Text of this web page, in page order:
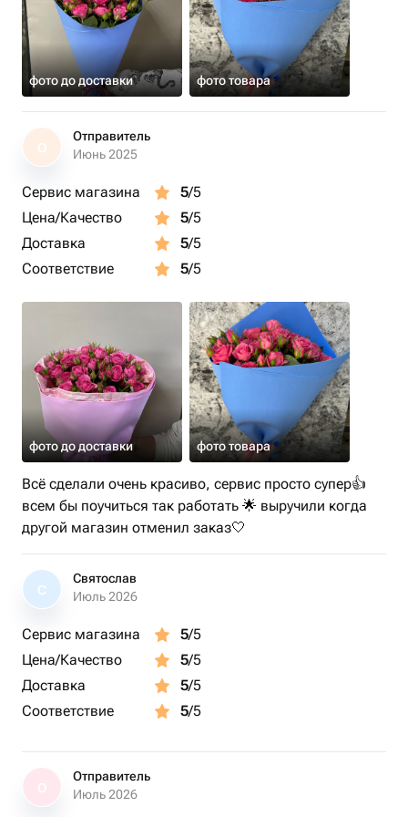
лучшей
Также у нас Вы можете приобрести хризантемы, ирисы,
розы, лилии, пионы, пустому, тюльпаны, розы
кустовые, альстромерии, шары с гелием, и сладкие
фото до доставки фото товара
О
Отправитель
Июнь 2025
Сервис магазина 5/5
Цена/Качество
5/5
Доставка
5/5
Соответствие
5/5
фото до доставки фото товара
Всё сделали очень красиво, сервис просто супер👍
всем бы поучиться так работать 🌟 выручили когда
другой магазин отменил заказ🤍
С
Святослав
Июль 2026
Сервис магазина 5/5
Цена/Качество
5/5
Доставка
5/5
Соответствие
5/5
Отправитель
Июль 2026